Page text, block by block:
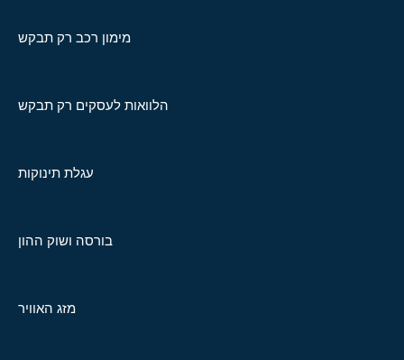
מימון רכב רק תבקש
הלוואות לעסקים רק תבקש
עגלת תינוקות
בורסה ושוק ההון
מזג האוויר